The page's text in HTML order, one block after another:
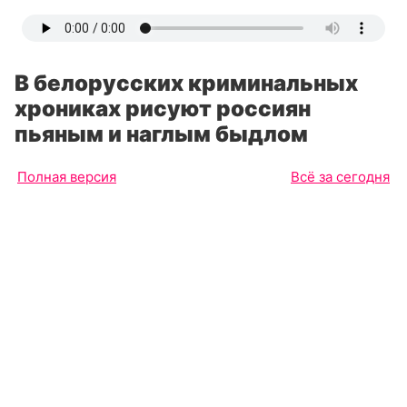
В белорусских криминальных
хрониках рисуют россиян
пьяным и наглым быдлом
Полная версия Всё за сегодня